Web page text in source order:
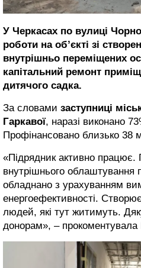
У Черкасах по вулиці
роботи на об’єкті зі
внутрішньо переміщених
капітальний ремонт
дитячого садка.
За словами заступниці
Гаркавої, наразі виконано
Профінансовано близько 38
«Підрядник активно
внутрішнього
обладнано з урахуванням
енергоефективності.
людей, які тут житимуть.
донорам», –